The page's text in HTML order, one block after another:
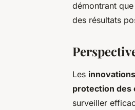
démontrant
des résultats
Les
protection des
surveiller